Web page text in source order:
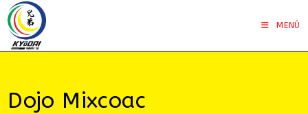
Saltar
al
contenido
MENÚ
Dojo Mixcoac